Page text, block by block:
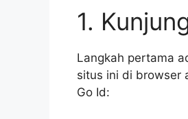
1.
Langkah pertama
situs ini di browser
Go Id: